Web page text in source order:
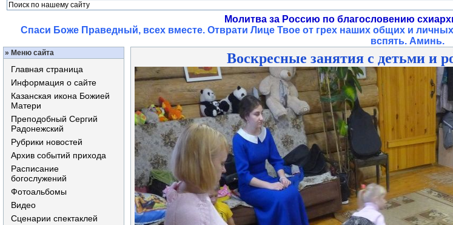
Молитва за Россию по благословению
Спаси Боже Праведный, всех вместе. Отврати Лице Твое от грех наших общих и
вспять. Аминь.
» Меню сайта
Главная страница
Информация о сайте
Казанская икона Божией
Матери
Преподобный Сергий
Радонежский
Рубрики новостей
Архив событий прихода
Расписание
богослужений
Фотоальбомы
Видео
Сценарии спектаклей
Воскресные занятия с детьми и